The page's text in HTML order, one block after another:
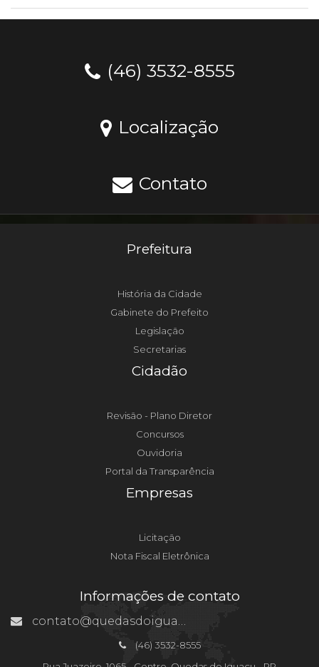
(46) 3532-8555
Localização
Contato
Prefeitura
História da Cidade
Gabinete do Prefeito
Legislação
Secretarias
Cidadão
Revisão - Plano Diretor
Concursos
Ouvidoria
Portal da Transparência
Empresas
Licitação
Nota Fiscal Eletrônica
Informações de contato
contato@quedasdoiguacu.pr.gov.br
(46) 3532-8555